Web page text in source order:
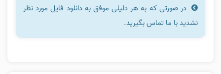
در صورتی که به هر دلیلی موفق به دانلود فایل مورد نظر
نشدید با ما تماس بگیرید.